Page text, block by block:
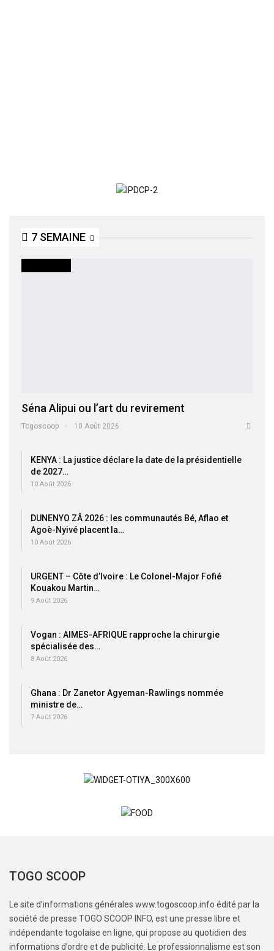
7 SEMAINE
Séna Alipui ou l’art du revirement
Togoscoop 10 Août 2026
KENYA : La justice déclare la date de la présidentielle
de 2027…
10 Août 2026
DUNENYO ZÂ 2026 : les communautés Bé, Aflao et
Agoè-Nyivé placent la…
10 Août 2026
URGENT – Côte d’Ivoire : Le Colonel-Major Fofié
Kouakou Martin…
9 Août 2026
Vogan : AIMES-AFRIQUE rapproche la chirurgie
spécialisée des…
8 Août 2026
Ghana : Dr Zanetor Agyeman-Rawlings nommée
ministre de…
7 Août 2026
TOGO SCOOP
Le site d’informations générales www.togoscoop.info édité par la
société de presse TOGO SCOOP INFO, est une presse libre et
indépendante togolaise en ligne, qui propose au quotidien des
informations d’ordre et de publicité. Le professionnalisme est son